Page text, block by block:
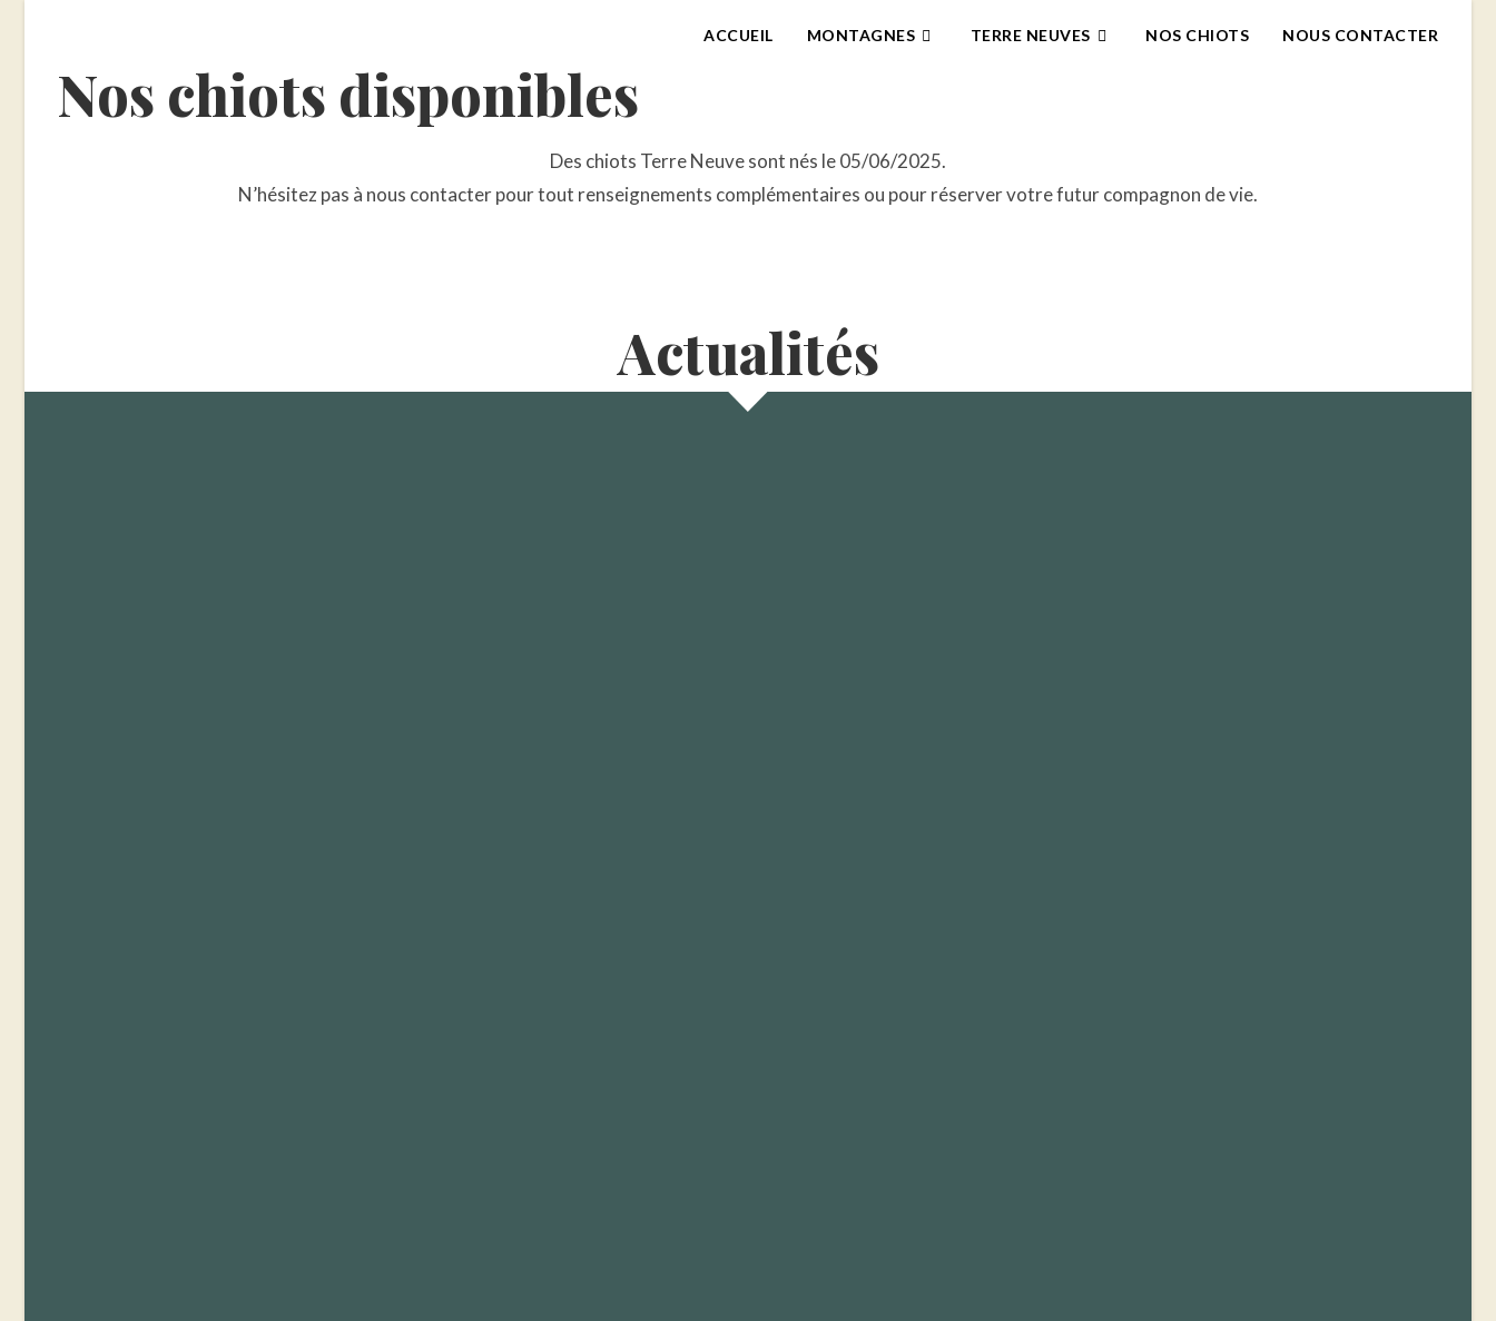
ACCUEIL MONTAGNES TERRE NEUVES NOS CHIOTS NOUS CONTACTER
Nos chiots disponibles
Des chiots Terre Neuve sont nés le 05/06/2025.
N’hésitez pas à nous contacter pour tout renseignements complémentaires ou pour réserver votre futur compagnon de vie.
Actualités